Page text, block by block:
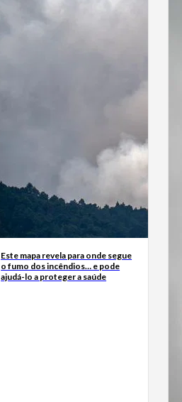
Este mapa revela para onde segue
o fumo dos incêndios… e pode
ajudá-lo a proteger a saúde